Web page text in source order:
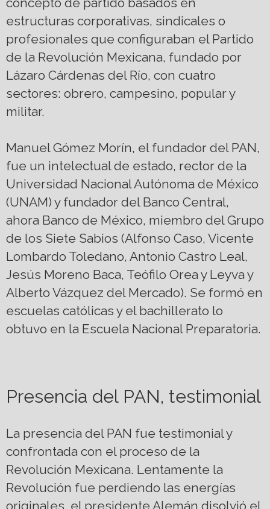
estructuras corporativas, sindicales o
profesionales que configuraban el Partido
de la Revolución Mexicana, fundado por
Lázaro Cárdenas del Río, con cuatro
sectores: obrero, campesino, popular y
militar.
Manuel Gómez Morín, el fundador del PAN,
fue un intelectual de estado, rector de la
Universidad Nacional Autónoma de México
(UNAM) y fundador del Banco Central,
ahora Banco de México, miembro del Grupo
de los Siete Sabios (Alfonso Caso, Vicente
Lombardo Toledano, Antonio Castro Leal,
Jesús Moreno Baca, Teófilo Orea y Leyva y
Alberto Vázquez del Mercado). Se formó en
escuelas católicas y el bachillerato lo
obtuvo en la Escuela Nacional Preparatoria.
Presencia del PAN, testimonial
La presencia del PAN fue testimonial y
confrontada con el proceso de la
Revolución Mexicana. Lentamente la
Revolución fue perdiendo las energías
originales, el presidente Alemán disolvió el